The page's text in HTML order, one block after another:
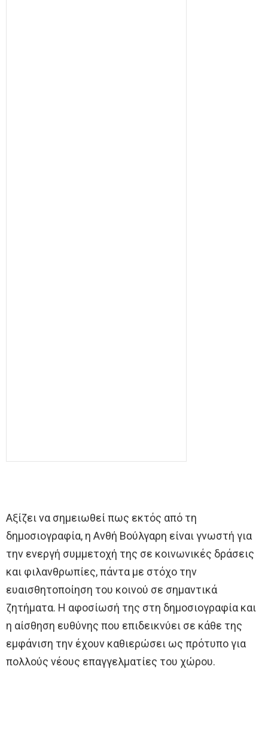
Αξίζει να σημειωθεί πως εκτός από τη
δημοσιογραφία, η Ανθή Βούλγαρη είναι γνωστή για
την ενεργή συμμετοχή της σε κοινωνικές δράσεις
και φιλανθρωπίες, πάντα με στόχο την
ευαισθητοποίηση του κοινού σε σημαντικά
ζητήματα. Η αφοσίωσή της στη δημοσιογραφία και
η αίσθηση ευθύνης που επιδεικνύει σε κάθε της
εμφάνιση την έχουν καθιερώσει ως πρότυπο για
πολλούς νέους επαγγελματίες του χώρου.